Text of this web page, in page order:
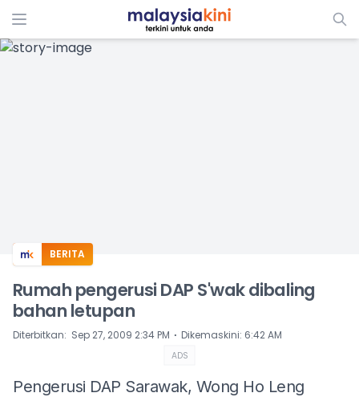
ADS
BERITA
Rumah pengerusi DAP S'wak dibaling
bahan letupan
Diterbitkan: Sep 27, 2009 2:34 PM ⋅ Dikemaskini: 6:42 AM
ADS
Pengerusi DAP Sarawak, Wong Ho Leng